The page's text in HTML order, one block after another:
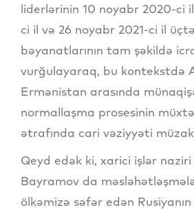
liderlərinin 10 noyabr 2020-ci
ci il və 26 noyabr 2021-ci il
bəyanatlarının tam şəkildə
vurğulayaraq, bu kontekstdə
Ermənistan arasında
normallaşma prosesinin
ətrafında cari vəziyyəti
Qeyd edək ki, xarici işlər naziri
Bayramov da
ölkəmizə səfər edən